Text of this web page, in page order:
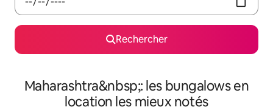
Rechercher
Maharashtra&nbsp;: les bungalows en
location les mieux notés